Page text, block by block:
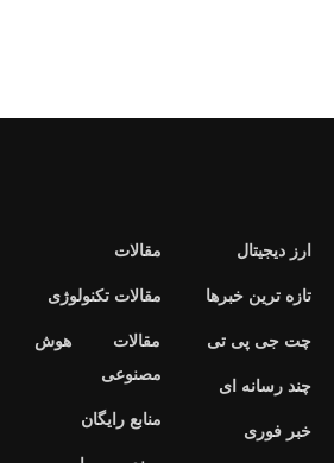
ارز دیجیتال
تازه ترین خبرها
چت جی پی تی
چند رسانه ای
خبر فوری
مقالات
مقالات تکنولوژی
مقالات هوش
مصنوعی
منابع رایگان